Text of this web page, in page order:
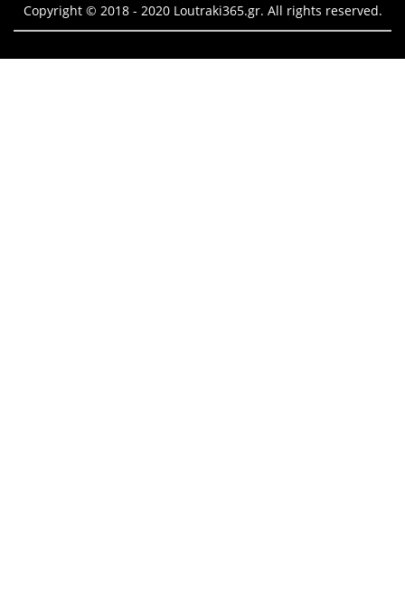
Copyright © 2018 - 2020 Loutraki365.gr. All rights reserved.